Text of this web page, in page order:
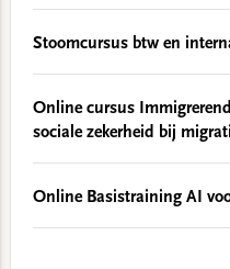
Stoomcursus btw en
Online cursus
sociale zekerheid bij
Online Basistraining AI